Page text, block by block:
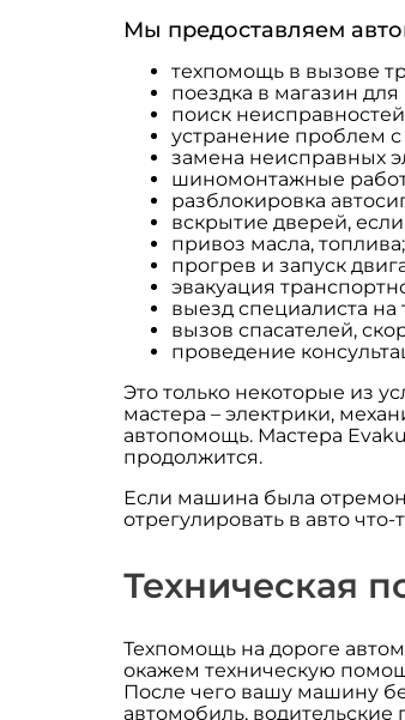
Мы предоставляем
техпомощь в вызове
поездка в магазин
поиск
устранение проблем с
замена неисправных
шиномонтажные
разблокировка
вскрытие дверей,
привоз масла, топлива;
прогрев и запуск
эвакуация
выезд специалиста на
вызов спасателей,
проведение
Это только некоторые из
мастера – электрики,
автопомощь. Мастера
продолжится.
Если машина была
отрегулировать в авто
Техническая
Техпомощь на дороге
окажем техническую
После чего вашу машину
автомобиль, водительские